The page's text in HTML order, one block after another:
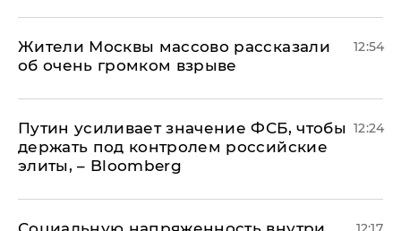
Жители Москвы массово рассказали
об очень громком взрыве
12:54
Путин усиливает значение ФСБ, чтобы
держать под контролем российские
элиты, – Bloomberg
12:24